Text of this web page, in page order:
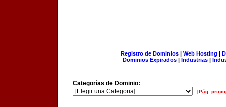
Registro de Dominios| Web Hosting |
Dominios Expirados | Industrias |
Categorías de Dominio:
[Pág.